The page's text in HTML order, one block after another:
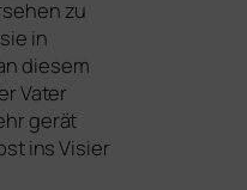
zu
in
die­sem
Vater
gerät
ins Visier